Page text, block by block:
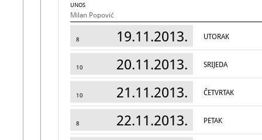
UNOS
Milan Popović
8 19.11.2013. UTORAK
10 20.11.2013. SRIJEDA
10 21.11.2013. ČETVRTAK
8 22.11.2013. PETAK